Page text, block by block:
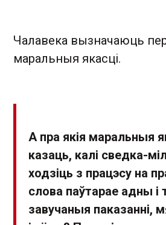
Чалавека вызнач аюць пе
маральныя якасці.
А пра якія маральныя
казаць, калі сведка-
ходзіць з працэсу на
слова паўтарае адны
завучаныя паказанні,